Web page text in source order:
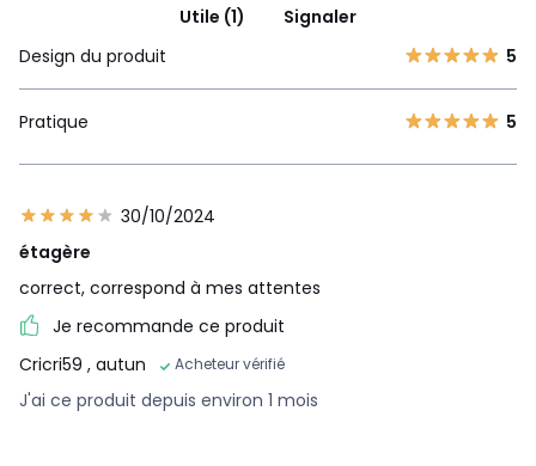
Utile (1)
Signaler
Design du produit
5
Pratique 5
30/10/2024
étagère
correct, correspond à mes attentes
Je recommande ce produit
Cricri59 , autun Acheteur vérifié
J'ai ce produit depuis environ 1 mois